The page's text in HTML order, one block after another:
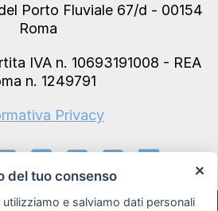
Porto Fluviale 67/d - 00154
Roma
IVA n. 10693191008 - REA
n. 1249791
Privacy
del tuo consenso
e salviamo dati personali